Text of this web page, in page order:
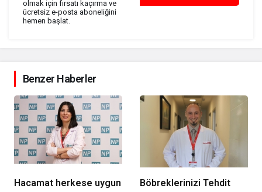
olmak için fırsatı kaçırma ve
ücretsiz e-posta aboneliğini
hemen başlat.
Benzer Haberler
Hacamat herkese uygun
Böbreklerinizi Tehdit